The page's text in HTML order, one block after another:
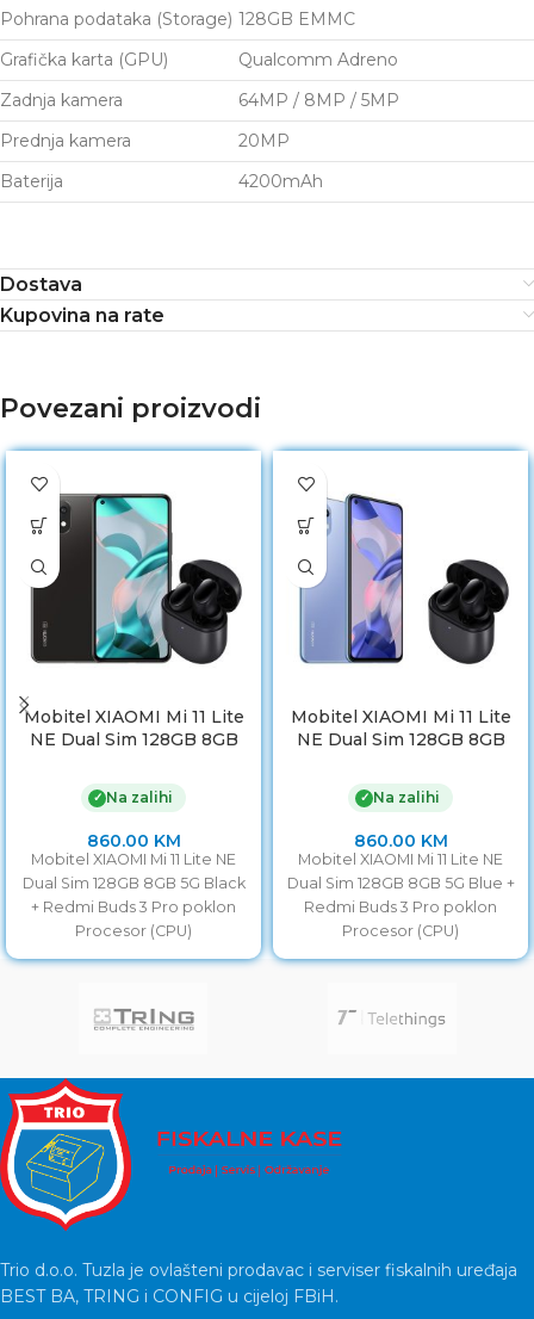
Pohrana podataka (Storage) 128GB EMMC
Grafička karta (GPU)
Qualcomm Adreno
Zadnja kamera
64MP / 8MP / 5MP
Prednja kamera
20MP
Baterija
4200mAh
Dostava
Kupovina na rate
Povezani proizvodi
Mobitel XIAOMI Mi 11 Lite
NE Dual Sim 128GB 8GB
Pro poklon
✓ Na zalihi
860.00 KM
Mobitel XIAOMI Mi 11 Lite NE
Dual Sim 128GB 8GB 5G Black
+ Redmi Buds 3 Pro poklon
Procesor (CPU)
Mobitel XIAOMI Mi 11 Lite
NE Dual Sim 128GB 8GB
Pro poklon
✓ Na zalihi
860.00 KM
Mobitel XIAOMI Mi 11 Lite NE
Dual Sim 128GB 8GB 5G Blue +
Redmi Buds 3 Pro poklon
Procesor (CPU)
Trio d.o.o. Tuzla je ovlašteni prodavac i serviser fiskalnih uređaja
BEST BA, TRING i CONFIG u cijeloj FBiH.